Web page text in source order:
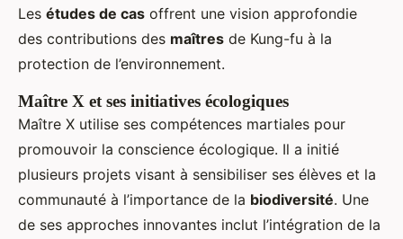
Les études de cas offrent une vision approfondie
des contributions des maîtres de Kung-fu à la
protection de l’environnement.
Maître X et ses initiatives écologiques
Maître X utilise ses compétences martiales pour
promouvoir la conscience écologique. Il a initié
plusieurs projets visant à sensibiliser ses élèves et la
communauté à l’importance de la biodiversité. Une
de ses approches innovantes inclut l’intégration de la